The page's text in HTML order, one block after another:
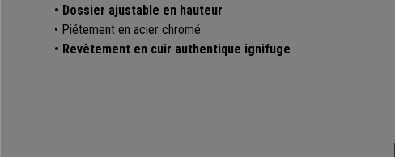
• Dossier ajustable en hauteur
• Piétement en acier chromé
• Revêtement en cuir authentique ignifuge